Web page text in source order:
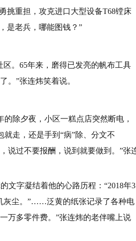
挑重担，攻克进口大型设备T68镗床
是老兵，哪能图钱？”
。65年来，磨得已发亮的帆布工具
。”张连炜笑着说。
除夕夜，小区一糕点店突然断电，
走，还是手到“病”除、分文不
说过不要报酬，说到就要做到。”张
文字凝结着他的心路历程：“2018年3
灰尘。”……泛黄的纸张记录了各种电
万多零件费。”张连炜的老伴嘴上说